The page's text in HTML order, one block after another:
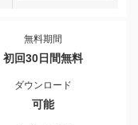
無料期間
初回30日間無料
ダウンロード
可能